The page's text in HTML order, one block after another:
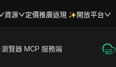
海外社媒營銷
資源 定價推廣返現 開放平台
瀏覽器 MCP 服務端